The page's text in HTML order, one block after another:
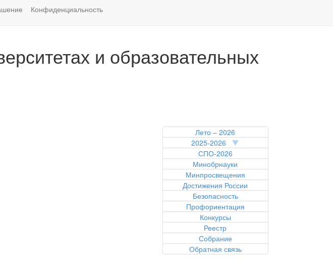
Конфиденциальность
и образовательных
Лето – 2026
2025-2026
СПО-2026
Минобрнауки
Минпросвещения
Достижения России
Безопасность
Профориентация
Конкурсы
Реестр
Собрание
Обратная связь